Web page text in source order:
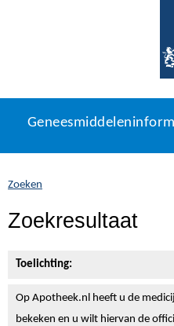
naar
U
zich
hier:
Zoeken
Zoekresultaat
Toelichting:
Op Apotheek.nl heeft u de
bekeken en u wilt hiervan de